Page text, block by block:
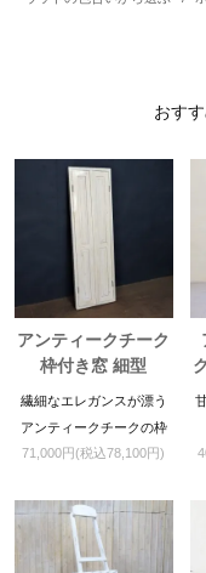
おす
アンティークチーク
枠付き窓 細型
繊細なエレガンスが漂う
アンティークチークの枠
付き窓
71,000円(税込78,100円)